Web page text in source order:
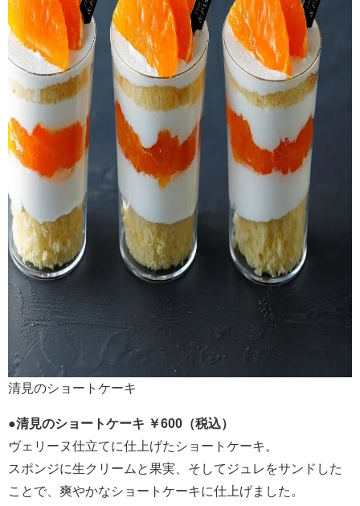
清見のショートケーキ
●清見のショートケーキ ￥600（税込）
ヴェリーヌ仕立てに仕上げたショートケーキ。
スポンジに生クリームと果実、そしてジュレをサンドした
ことで、爽やかなショートケーキに仕上げました。